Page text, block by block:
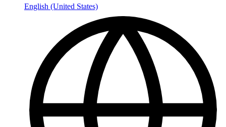
English (United States)